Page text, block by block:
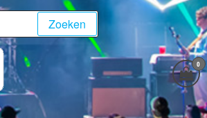
Zoeken
0